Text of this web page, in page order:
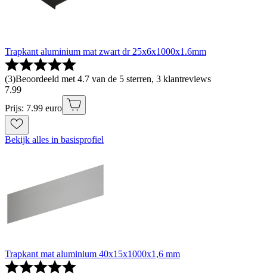
Trapkant aluminium mat zwart dr 25x6x1000x1.6mm
(3)Beoordeeld met 4.7 van de 5 sterren, 3 klantreviews
7.99
Prijs: 7.99 euro
Bekijk alles in basisprofiel
Trapkant mat aluminium 40x15x1000x1,6 mm